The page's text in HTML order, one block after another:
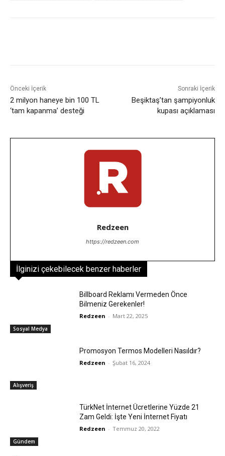
Önceki İçerik
2 milyon haneye bin 100 TL
‘tam kapanma’ desteği
Sonraki İçerik
Beşiktaş’tan şampiyonluk
kupası açıklaması
Redzeen
https://redzeen.com
İlginizi çekebilecek benzer haberler
Sosyal Medya
Billboard Reklamı Vermeden Önce
Bilmeniz Gerekenler!
Redzeen - Mart 22, 2025
Alışveriş
Promosyon Termos Modelleri Nasıldır?
Redzeen - Şubat 16, 2024
Gündem
TürkNet İnternet Ücretlerine Yüzde 21
Zam Geldi: İşte Yeni İnternet Fiyatı
Redzeen - Temmuz 20, 2022